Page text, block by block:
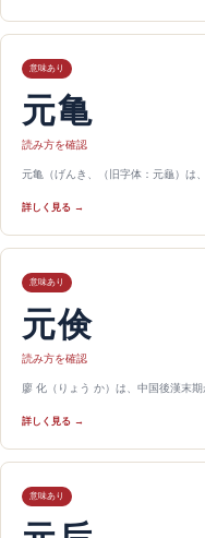
意味あり
元亀
読み方を確認
元亀（げんき、（旧字体：元龜）は
詳しく見る →
意味あり
元倹
読み方を確認
廖 化（りょう か）は、中国後漢末
詳しく見る →
意味あり